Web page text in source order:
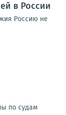
в России
Россию не
по судам